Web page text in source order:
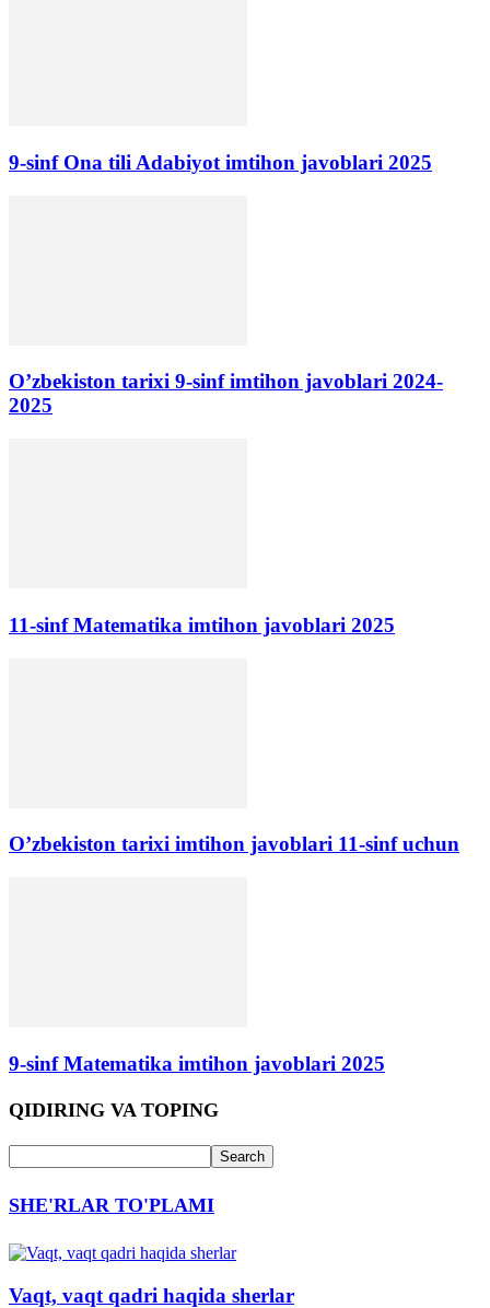
9-sinf Ona tili Adabiyot imtihon javoblari 2025
O’zbekiston tarixi 9-sinf imtihon javoblari 2024-
2025
11-sinf Matematika imtihon javoblari 2025
O’zbekiston tarixi imtihon javoblari 11-sinf uchun
9-sinf Matematika imtihon javoblari 2025
QIDIRING VA TOPING
SHE'RLAR TO'PLAMI
Vaqt, vaqt qadri haqida sherlar